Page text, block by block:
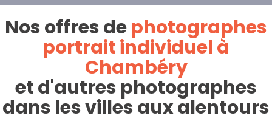
Nos offres dephotographes
portrait individuel à
Chambéry
et d'autres photographes
dans les villes aux alentours